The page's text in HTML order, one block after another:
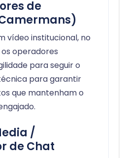
de
vídeo institucional, no
operadores
para seguir o
para garantir
que mantenham o
/
de Chat